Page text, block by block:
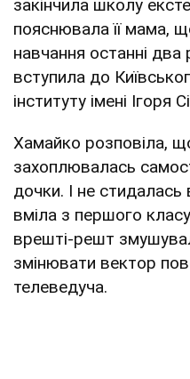
закінчила школу
пояснювала її мама,
навчання останні
вступила до
інституту імені Ігоря
Хамайко розповіла,
захоплювалась
дочки. І не стидалась
вміла з першого
врешті-решт
змінювати вектор
телеведуча.